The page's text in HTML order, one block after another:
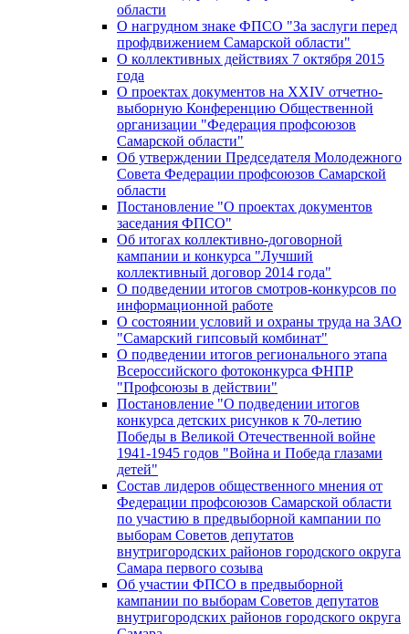
области
О нагрудном знаке ФПСО "За заслуги перед
профдвижением Самарской области"
О коллективных действиях 7 октября 2015
года
О проектах документов на XXIV отчетно-
выборную Конференцию Общественной
организации "Федерация профсоюзов
Самарской области"
Об утверждении Председателя Молодежного
Совета Федерации профсоюзов Самарской
области
Постановление "О проектах документов
заседания ФПСО"
Об итогах коллективно-договорной
кампании и конкурса "Лучший
коллективный договор 2014 года"
О подведении итогов смотров-конкурсов по
информационной работе
О состоянии условий и охраны труда на ЗАО
"Самарский гипсовый комбинат"
О подведении итогов регионального этапа
Всероссийского фотоконкурса ФНПР
"Профсоюзы в действии"
Постановление "О подведении итогов
конкурса детских рисунков к 70-летию
Победы в Великой Отечественной войне
1941-1945 годов "Война и Победа глазами
детей"
Состав лидеров общественного мнения от
Федерации профсоюзов Самарской области
по участию в предвыборной кампании по
выборам Советов депутатов
внутригородских районов городского округа
Самара первого созыва
Об участии ФПСО в предвыборной
кампании по выборам Советов депутатов
внутригородских районов городского округа